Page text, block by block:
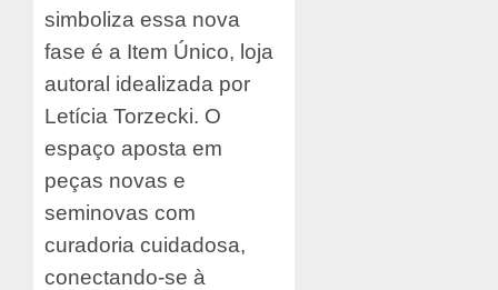
simboliza essa nova
fase é a Item Único, loja
autoral idealizada por
Letícia Torzecki. O
espaço aposta em
peças novas e
seminovas com
curadoria cuidadosa,
conectando-se à